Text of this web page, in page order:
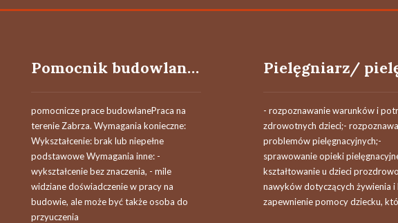
Pomocnik budowlany (m/k)
pomocnicze prace budowlanePraca na
terenie Zabrza. Wymagania konieczne:
Wykształcenie: brak lub niepełne
podstawowe Wymagania inne: -
wykształcenie bez znaczenia, - mile
widziane doświadczenie w pracy na
budowie, ale może być także osoba do
przyuczenia
- rozpoznawanie warunków i
zdrowotnych dzieci;-
problemów pielęgnacyjnych;-
sprawowanie opieki
kształtowanie u dzieci
nawyków dotyczących żywienia i
zapewnienie pomocy dziecku,